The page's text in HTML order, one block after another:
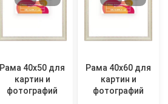
Рама 40x50 для
картин и
фотографий
Рама 40x60 для
картин и
фотографий